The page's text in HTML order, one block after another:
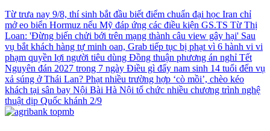
Từ trưa nay 9/8, thí sinh bắt đầu biết điểm chuẩn đại học Iran chỉ
mở eo biển Hormuz nếu Mỹ đáp ứng các điều kiện GS.TS Từ Thị
Loan: 'Đừng biến chửi bới trên mạng thành câu view gây hại' Sau
vụ bắt khách hàng tự minh oan, Grab tiếp tục bị phạt vì 6 hành vi vi
phạm quyền lợi người tiêu dùng Đồng thuận phương án nghỉ Tết
Nguyên đán 2027 trong 7 ngày Điều gì đẩy nam sinh 14 tuổi đến vụ
xả súng ở Thái Lan? Phạt nhiều trường hợp ‘cò mồi’, chèo kéo
khách tại sân bay Nội Bài Hà Nội tổ chức nhiều chương trình nghệ
thuật dịp Quốc khánh 2/9